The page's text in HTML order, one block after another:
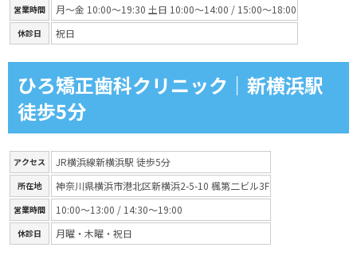
営業時間 月〜金 10:00～19:30 土日 10:00～14:00 / 15:00～18:00
休診日 祝日
ひろ矯正歯科クリニック｜新横浜駅
徒歩5分
アクセス JR横浜線新横浜駅 徒歩5分
所在地 神奈川県横浜市港北区新横浜2-5-10 楓第二ビル3F
営業時間 10:00～13:00 / 14:30～19:00
休診日 月曜・木曜・祝日